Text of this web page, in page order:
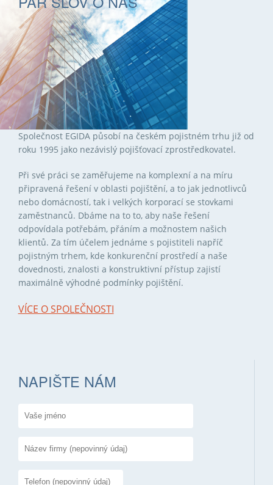
Společnost EGIDA působí na českém pojistném trhu již od
roku 1995 jako nezávislý pojišťovací zprostředkovatel.
Při své práci se zaměřujeme na komplexní a na míru
připravená řešení v oblasti pojištění, a to jak jednotlivců
nebo domácností, tak i velkých korporací se stovkami
zaměstnanců. Dbáme na to to, aby naše řešení
odpovídala potřebám, přáním a možnostem našich
klientů. Za tím účelem jednáme s pojistiteli napříč
pojistným trhem, kde konkurenční prostředí a naše
dovednosti, znalosti a konstruktivní přístup zajistí
maximálně výhodné podmínky pojištění.
VÍCE O SPOLEČNOSTI
NAPIŠTE NÁM
Vaše jméno
Předmět
Společnost
Your phone